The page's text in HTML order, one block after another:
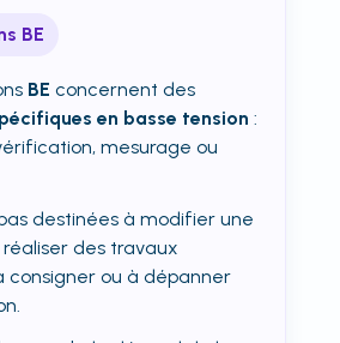
BE
BE concernent des
en basse tension :
mesurage ou
destinées à modifier une
des travaux
consigner ou à dépanner